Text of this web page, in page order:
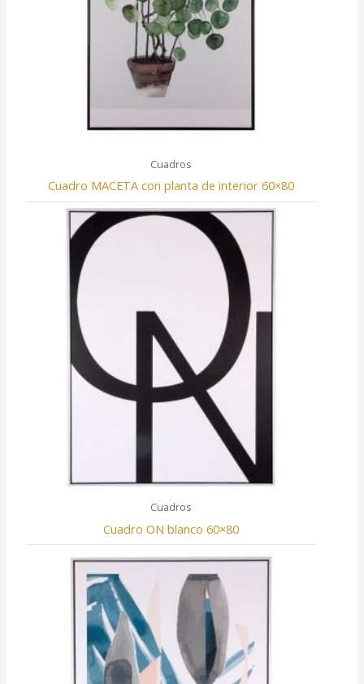
Cuadros
Cuadro MACETA con planta de interior 60×80
Cuadros
Cuadro ON blanco 60×80